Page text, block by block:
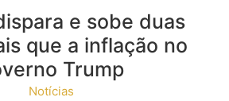
e sobe duas
que a inflação no
Trump
Notícias